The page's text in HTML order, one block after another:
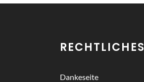
RECHTLICHES
Dankeseite